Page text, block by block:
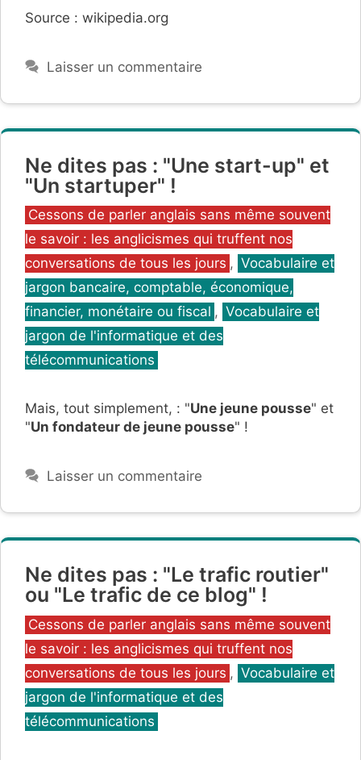
Source : wikipedia.org
Laisser un commentaire
Ne dites pas : "Une start-up" et
"Un startuper" !
Catégories
Cessons de parler anglais sans même souvent
le savoir : les anglicismes qui truffent nos
conversations de tous les jours , Vocabulaire et
jargon bancaire, comptable, économique,
financier, monétaire ou fiscal , Vocabulaire et
jargon de l'informatique et des
télécommunications
Mais, tout simplement, : "Une jeune pousse" et
"Un fondateur de jeune pousse" !
Laisser un commentaire
Ne dites pas : "Le trafic routier"
ou "Le trafic de ce blog" !
Catégories
Cessons de parler anglais sans même souvent
le savoir : les anglicismes qui truffent nos
conversations de tous les jours , Vocabulaire et
jargon de l'informatique et des
télécommunications